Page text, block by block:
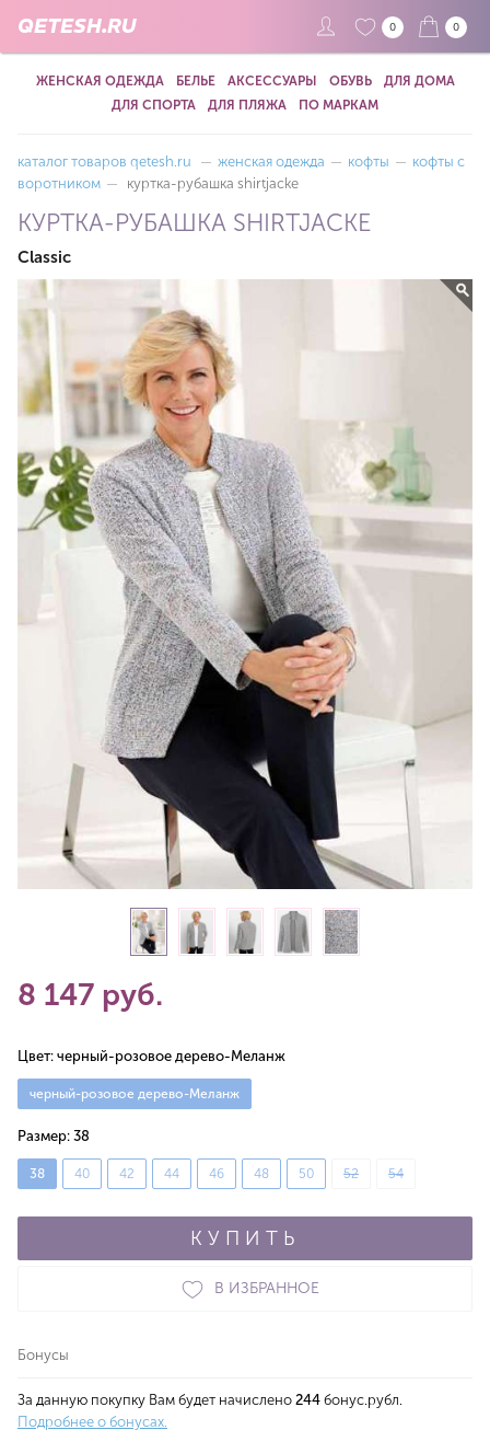
QETESH.RU 0 0
ЖЕНСКАЯ ОДЕЖДА БЕЛЬЕ АКСЕССУАРЫ ОБУВЬ
ДЛЯ ДОМА
ДЛЯ СПОРТА
ДЛЯ ПЛЯЖА ПО МАРКАМ
каталог товаров qetesh.ru — женская одежда — кофты — кофты с
воротником — куртка-рубашка shirtjacke
КУРТКА-РУБАШКА SHIRTJACKE
Classic
8 147 руб.
Цвет: черный-розовое дерево-Меланж
черный-розовое дерево-Меланж
Размер: 38
38 40 42 44 46 48 50 52 54
КУПИТЬ
В ИЗБРАННОЕ
Бонусы
За данную покупку Вам будет начислено 244 бонус.рубл.
Подробнее о бонусах.